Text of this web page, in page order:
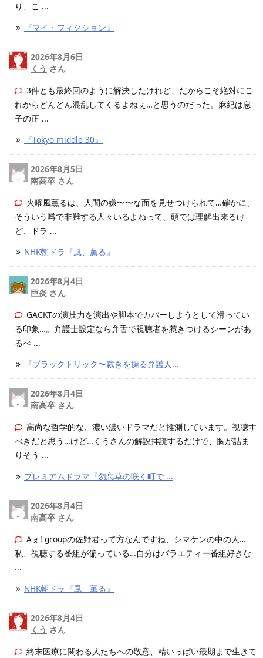
り、こ ...
『マイ・フィクション』
2026年8月6日
くう さん
3件とも最終回のように解決したけれど、だからこそ絶対にこ
れからどんどん混乱してくるよねぇ…と思うのだった。麻紀は息
子の正 ...
『Tokyo middle 30』
2026年8月5日
南高卒 さん
火曜風薫るは、人間の嫌〜〜な面を見せつけられて…確かに、
そういう噂で非難する人々いるよねって、頭では理解出来るけ
ど、ドラ ...
NHK朝ドラ『風、薫る』
2026年8月4日
巨炎 さん
GACKTの演技力を演出や脚本でカバーしようとして滑ってい
る印象…。弁護士設定なら弁舌で視聴者を惹きつけるシーンがあ
るべ ...
『ブラックトリック〜裁きを操る弁護人...
2026年8月4日
南高卒 さん
高尚な哲学的な、濃い濃いドラマだと推測しています。視聴す
べきだと思う…けど…くうさんの解説拝読するだけで、胸が詰ま
りそう ...
プレミアムドラマ『勿忘草の咲く町で ...
2026年8月4日
南高卒 さん
Aぇ! groupの佐野君って方なんですね、シマケンの中の人…
私、視聴する番組が偏っている…自分はバラエティー番組好きな
...
NHK朝ドラ『風、薫る』
2026年8月4日
くう さん
終末医療に関わる人たちへの敬意、精いっぱい最期まで生きて